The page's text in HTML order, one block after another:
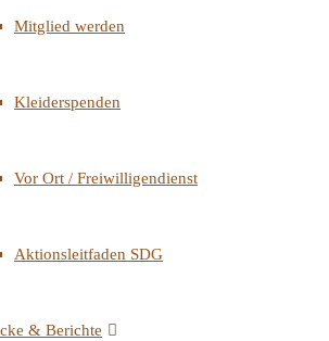
Mitglied werden
Kleiderspenden
Vor Ort / Freiwilligendienst
Aktionsleitfaden SDG
& Berichte